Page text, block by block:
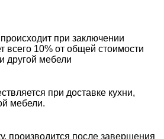
при заключении
всего 10% от общей стоимости
другой мебели
при доставке кухни,
мебели.
производится после завершения